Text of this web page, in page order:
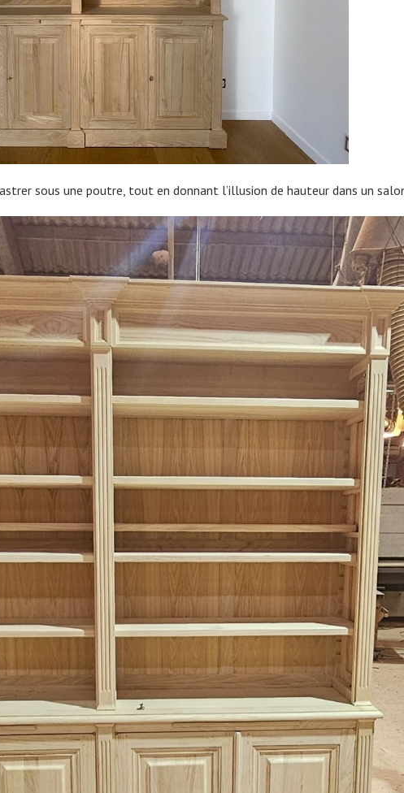
sous une poutre, tout en donnant l’illusion de hauteur dans un